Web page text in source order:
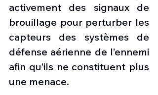
activement des signaux de
brouillage pour perturber les
capteurs des systèmes de
défense aérienne de l’ennemi
afin qu’ils ne constituent plus
une menace.